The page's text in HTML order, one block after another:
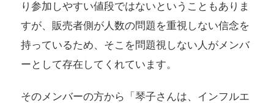
り参加しやすい値段ではないということもありま
すが、販売者側が人数の問題を重視しない信念を
持っているため、そこを問題視しない人がメンバ
ーとして存在してくれています。
そのメンバーの方から「琴子さんは、インフルエ